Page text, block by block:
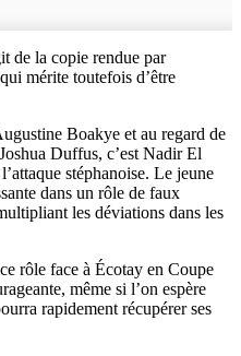
de la copie rendue par
mérite toutefois d’être
Boakye et au regard de
Duffus, c’est Nadir El
stéphanoise. Le jeune
dans un rôle de faux
les déviations dans les
rôle face à Écotay en Coupe
même si l’on espère
rapidement récupérer ses